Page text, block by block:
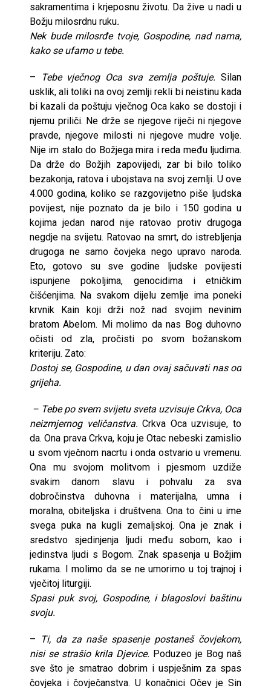
sakramentima i krjeposnu životu. Da žive u nadi u
Božju milosrdnu ruku.
Nek bude milosrđe tvoje, Gospodine, nad nama,
kako se ufamo u tebe.
– Tebe vječnog Oca sva zemlja poštuje. Silan
usklik, ali toliki na ovoj zemlji rekli bi neistinu kada
bi kazali da poštuju vječnog Oca kako se dostoji i
njemu priliči. Ne drže se njegove riječi ni njegove
pravde, njegove milosti ni njegove mudre volje.
Nije im stalo do Božjega mira i reda među ljudima.
Da drže do Božjih zapovijedi, zar bi bilo toliko
bezakonja, ratova i ubojstava na svoj zemlji. U ove
4.000 godina, koliko se razgovijetno piše ljudska
povijest, nije poznato da je bilo i 150 godina u
kojima jedan narod nije ratovao protiv drugoga
negdje na svijetu. Ratovao na smrt, do istrebljenja
drugoga ne samo čovjeka nego upravo naroda.
Eto, gotovo su sve godine ljudske povijesti
ispunjene pokoljima, genocidima i etničkim
čišćenjima. Na svakom dijelu zemlje ima poneki
krvnik Kain koji drži nož nad svojim nevinim
bratom Abelom. Mi molimo da nas Bog duhovno
očisti od zla, pročisti po svom božanskom
kriteriju. Zato:
Dostoj se, Gospodine, u dan ovaj sačuvati nas od
grijeha.
– Tebe po svem svijetu sveta uzvisuje Crkva, Oca
neizmjernog veličanstva. Crkva Oca uzvisuje, to
da. Ona prava Crkva, koju je Otac nebeski zamislio
u svom vječnom nacrtu i onda ostvario u vremenu.
Ona mu svojom molitvom i pjesmom uzdiže
svakim danom slavu i pohvalu za sva
dobročinstva duhovna i materijalna, umna i
moralna, obiteljska i društvena. Ona to čini u ime
svega puka na kugli zemaljskoj. Ona je znak i
sredstvo sjedinjenja ljudi među sobom, kao i
jedinstva ljudi s Bogom. Znak spasenja u Božjim
rukama. I molimo da se ne umorimo u toj trajnoj i
vječitoj liturgiji.
Spasi puk svoj, Gospodine, i blagoslovi baštinu
svoju.
–
Ti, da za naše spasenje postaneš čovjekom,
nisi se strašio krila Djevice. Poduzeo je Bog naš
sve što je smatrao dobrim i uspješnim za spas
čovjeka i čovječanstva. U konačnici Očev je Sin